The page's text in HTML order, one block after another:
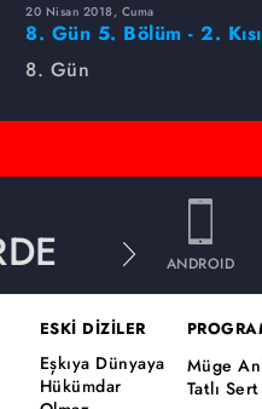
20 Nisan 2018, Cuma
8. Gün 5. Bölüm - 2.
Foto Galeri
8. Gün
ANDROID
ESKİ DİZİLER
Eşkıya Dünyaya
Hükümdar
Müge
Tatlı Sert